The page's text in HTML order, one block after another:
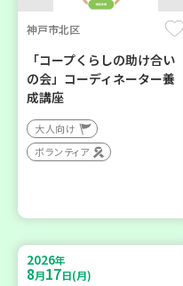
神戸市北区
「コープくらしの助け合い
の会」コーディネーター養
成講座
大人向け
ボランティア
2026年
8月17日(月)